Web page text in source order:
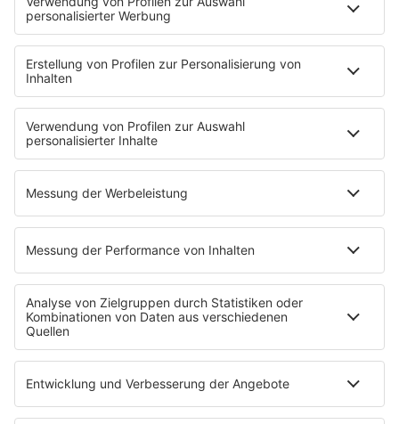
STARTSEITE
PRESSE & KONTAKT
Pressekontakt
Pressemeldungen
Über Music Made in Germany
Über Miriam Audrey Hannah
WERBUNG
Leistungen und Produkte
Mediadaten und Preisliste
Datenschutz
Datenschutzeinstellungen